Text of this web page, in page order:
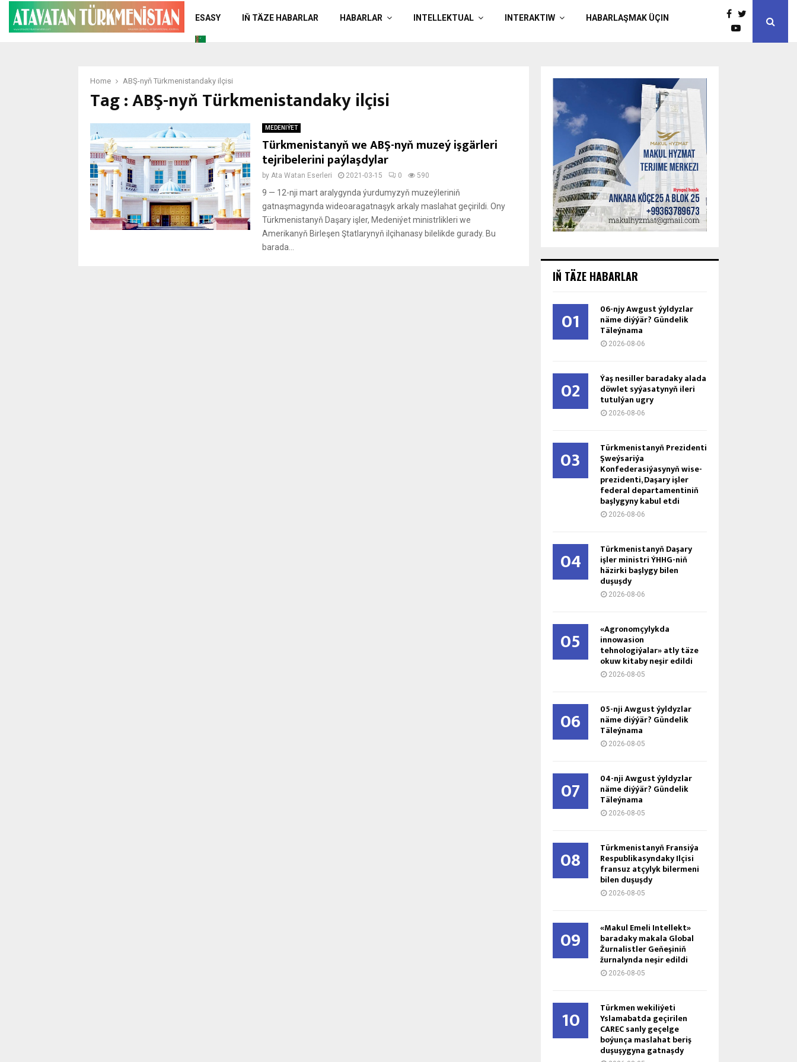
ESASY IŇ TÄZE HABARLAR HABARLAR INTELLEKTUAL INTERAKTIW HABARLAŞMAK ÜÇIN
Home ABŞ-nyň Türkmenistandaky ilçisi
Tag : ABŞ-nyň Türkmenistandaky ilçisi
MEDENIÝET
Türkmenistanyň we ABŞ-nyň muzeý işgärleri
tejribelerini paýlaşdylar
by Ata Watan Eserleri 2021-03-15 0 590
9 — 12-nji mart aralygynda ýurdumyzyň muzeýleriniň
gatnaşmagynda wideoaragatnaşyk arkaly maslahat geçirildi. Ony
Türkmenistanyň Daşary işler, Medeniýet ministrlikleri we
Amerikanyň Birleşen Ştatlarynyň ilçihanasy bilelikde gurady. Bu
barada...
IŇ TÄZE HABARLAR
01 06-njy Awgust ýyldyzlar
näme diýýär? Gündelik
Täleýnama
2026-08-06
02 Ýaş ne­sil­ler ba­ra­da­ky ala­da
döw­let sy­ýa­sa­ty­nyň ile­ri
tu­tul­ýan ug­ry
2026-08-06
03 Türkmenistanyň Prezidenti
Şweýsariýa
Konfederasiýasynyň wise-
prezidenti, Daşary işler
federal departamentiniň
başlygyny kabul etdi
2026-08-06
04 Türkmenistanyň Daşary
işler ministri ÝHHG-niň
häzirki başlygy bilen
duşuşdy
2026-08-06
05 «Agronomçylykda
innowasion
tehnologiýalar» atly täze
okuw kitaby neşir edildi
2026-08-05
06 05-nji Awgust ýyldyzlar
näme diýýär? Gündelik
Täleýnama
2026-08-05
07 04-nji Awgust ýyldyzlar
näme diýýär? Gündelik
Täleýnama
2026-08-05
08 Türkmenistanyň Fransiýa
Respublikasyndaky Ilçisi
fransuz atçylyk bilermeni
bilen duşuşdy
2026-08-05
09 «Makul Emeli Intellekt»
baradaky makala Global
Žurnalistler Geňeşiniň
žurnalynda neşir edildi
2026-08-05
10 Türkmen wekiliýeti
Yslamabatda geçirilen
CAREC sanly geçelge
boýunça maslahat beriş
duşuşygyna gatnaşdy